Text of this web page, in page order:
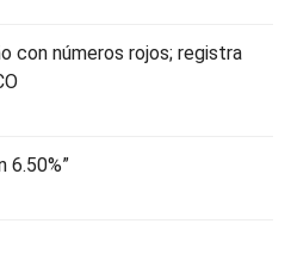
con números rojos; registra
6.50%”